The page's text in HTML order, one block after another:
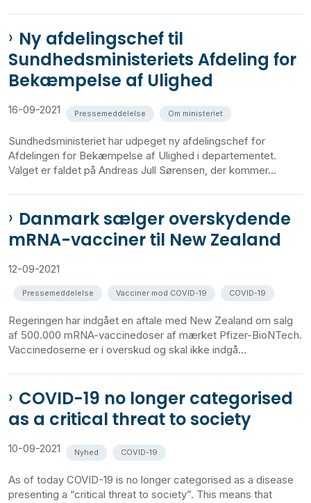
Ny afdelingschef til
Sundhedsministeriets Afdeling for
Bekæmpelse af Ulighed
16-09-2021 Pressemeddelelse Om ministeriet
Sundhedsministeriet har udpeget ny afdelingschef for
Afdelingen for Bekæmpelse af Ulighed i departementet.
Valget er faldet på Andreas Jull Sørensen, der kommer...
Danmark sælger overskydende
mRNA-vacciner til New Zealand
12-09-2021
Pressemeddelelse Vacciner mod COVID-19 COVID-19
Regeringen har indgået en aftale med New Zealand om salg
af 500.000 mRNA-vaccinedoser af mærket Pfizer-BioNTech.
Vaccinedoserne er i overskud og skal ikke indgå...
COVID-19 no longer categorised
as a critical threat to society
10-09-2021 Nyhed COVID-19
As of today COVID-19 is no longer categorised as a disease
presenting a “critical threat to society”. This means that